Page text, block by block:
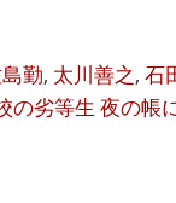
勤, 太川善之, 石
の劣等生 夜の帳